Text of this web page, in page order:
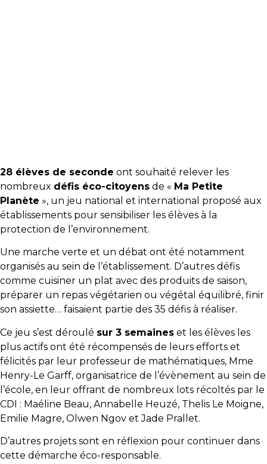
28 élèves de seconde ont souhaité relever les
nombreux défis éco-citoyens de « Ma Petite
Planète », un jeu national et international proposé aux
établissements pour sensibiliser les élèves à la
protection de l’environnement.
Une marche verte et un débat ont été notamment
organisés au sein de l’établissement. D’autres défis
comme cuisiner un plat avec des produits de saison,
préparer un repas végétarien ou végétal équilibré, finir
son assiette… faisaient partie des 35 défis à réaliser.
Ce jeu s’est déroulé sur 3 semaines et les élèves les
plus actifs ont été récompensés de leurs efforts et
félicités par leur professeur de mathématiques, Mme
Henry-Le Garff, organisatrice de l’évènement au sein de
l’école, en leur offrant de nombreux lots récoltés par le
CDI : Maéline Beau, Annabelle Heuzé, Thelis Le Moigne,
Emilie Magre, Olwen Ngov et Jade Prallet.
D’autres projets sont en réflexion pour continuer dans
cette démarche éco-responsable.